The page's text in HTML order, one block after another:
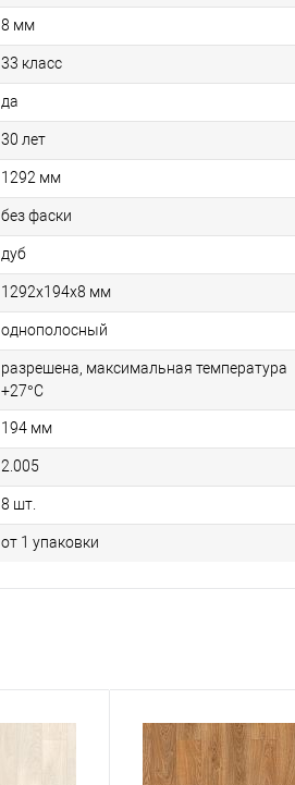
8 мм
33 класс
да
30 лет
1292 мм
без фаски
дуб
1292х194х8 мм
однополосный
разрешена, максимальная температура
+27°C
194 мм
2.005
8 шт.
от 1 упаковки